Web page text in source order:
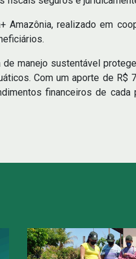
realizado em
manejo sustentável
Com um aporte de R$
financeiros de